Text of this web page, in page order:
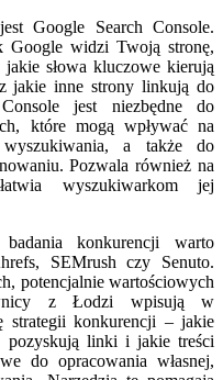
Google Search Console.
Google widzi Twoją stronę,
słowa kluczowe kierują
jakie inne strony linkują do
jest niezbędne do
które mogą wpływać na
a także do
Pozwala również na
wyszukiwarkom jej
konkurencji warto
SEMrush czy Senuto.
potencjalnie wartościowych
z Łodzi wpisują w
strategii konkurencji – jakie
pozyskują linki i jakie treści
do opracowania własnej,